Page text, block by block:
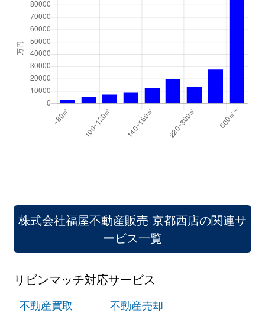
竹間学区
銅駝学区
7,800万円
京都市役所前
銅駝学区
1,900万円
銅駝学区
1,900万円
京都市役所前
11,000万円
銅駝学区
4,000万円
京都市役所前
銅駝学区
9,000万円
神宮丸太町
日彰学区
2,800万円
烏丸
日彰学区
2,300万円
日彰学区
7,400万円
株式会社福屋不動産販売 京都西店の関連サ
ービス一覧
リビンマッチ対応サービス
不動産買取 不動産売却